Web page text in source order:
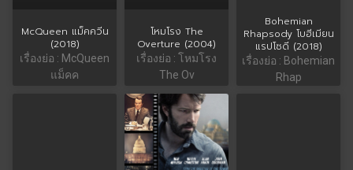
McQueen แม็คควีน
(2018)
เรื่องย่อ : McQueen
แม็คค
โหมโรง The
Overture (2004)
เรื่องย่อ : โหมโรง
The Ov
Bohemian
Rhapsody โบฮีเมียน
แรปโซดี (2018)
เรื่องย่อ : Bohemian
Rhap